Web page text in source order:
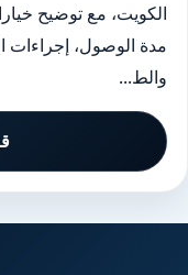
الكويت، مع توضيح
مدة الوصول، إجراءات
والط...